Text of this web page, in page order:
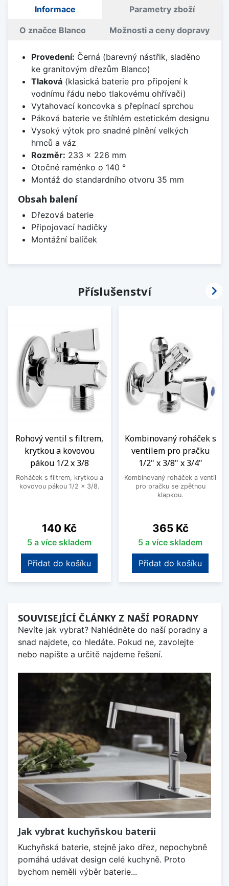
Informace Parametry zboží
O značce Blanco Možnosti a ceny dopravy
Provedení: Černá (barevný nástřik, sladěno
ke granitovým dřezům Blanco)
Tlaková(klasická baterie pro připojení k
vodnímu řádu nebo tlakovému ohřívači)
Vytahovací koncovka s přepínací sprchou
Páková baterie ve štíhlém estetickém designu
Vysoký výtok pro snadné plnění velkých
hrnců a váz
Rozměr: 233 x 226 mm
Otočné raménko o 140 °
Montáž do standardního otvoru 35 mm
Obsah balení
Dřezová baterie
Připojovací hadičky
Montážní balíček
Příslušenství
Rohový ventil s filtrem,
krytkou a kovovou
pákou 1/2 x 3/8
Roháček s filtrem, krytkou a
kovovou pákou 1/2 x 3/8.
Cena
140 Kč
5 a více skladem
Přidat do košíku
Kombinovaný roháček s
ventilem pro pračku
1/2" x 3/8" x 3/4"
Kombinovaný roháček a ventil
pro pračku se zpětnou
klapkou.
Cena
365 Kč
5 a více skladem
Přidat do košíku

SOUVISEJÍCÍ ČLÁNKY Z NAŠÍ PORADNY
Nevíte jak vybrat? Nahlédněte do naší poradny a
snad najdete, co hledáte. Pokud ne, zavolejte
nebo napište a určitě najdeme řešení.
Jak vybrat kuchyňskou baterii
Kuchyňská baterie, stejně jako dřez, nepochybně
pomáhá udávat design celé kuchyně. Proto
bychom neměli výběr baterie...